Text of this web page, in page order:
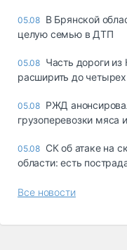
05.08 В Брянской
целую семью в ДТП
05.08 Часть дороги
расширить до
05.08 РЖД
грузоперевозки мяса
05.08 СК об атаке на
области: есть
Все новости